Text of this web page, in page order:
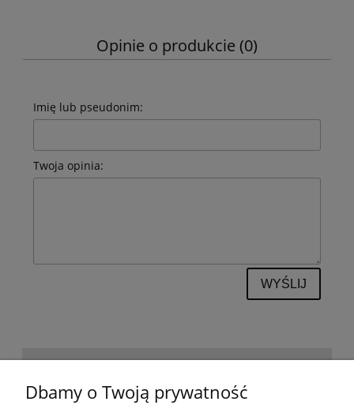
Opinie o produkcie (0)
Imię lub pseudonim:
Twoja opinia:
WYŚLIJ
Dbamy o Twoją prywatność